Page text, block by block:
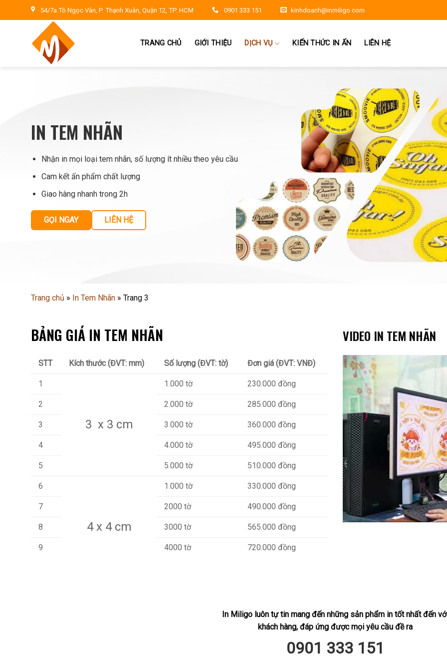
to
54/7a Tô Ngọc Vân, P. Thạnh Xuân, Quận 12, TP. HCM 0901 333 151 kinhdoanh@inmiligo.com
TRANG CHỦ GIỚI THIỆU DỊCH VỤ KIẾN THỨC IN ẤN LIÊN HỆ
IN TEM NHÃN
Nhận in mọi loại tem nhãn, số lượng ít nhiều theo yêu cầu
Cam kết ấn phẩm chất lượng
Giao hàng nhanh trong 2h
GỌI NGAY LIÊN HỆ
Trang chủ » In Tem Nhãn » Trang 3
BẢNG GIÁ IN TEM NHÃN
STT Kích thước (ĐVT: mm) Số lượng (ĐVT: tờ) Đơn giá (ĐVT: VNĐ)
1
3 x 3 cm
1.000 tờ 230.000 đồng
2 2.000 tờ 285.000 đồng
3 3.000 tờ 360.000 đồng
4 4.000 tờ 495.000 đồng
5 5.000 tờ 510.000 đồng
6
4 x 4 cm
1.000 tờ 330.000 đồng
7 2000 tờ 490.000 đồng
8 3000 tờ 565.000 đồng
9 4000 tờ 720.000 đồng
573.000 đồng
803.000 đồng
972.000 đồng
VIDEO IN TEM NHÃN
In Miligo luôn tự tin mang đến những sản phẩm in tốt nhất đến
khách hàng, đáp ứng được mọi yêu cầu đề ra
0901 333 151